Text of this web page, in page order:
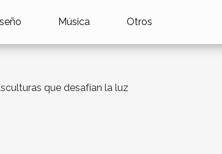
Música Otros
que desafían la luz